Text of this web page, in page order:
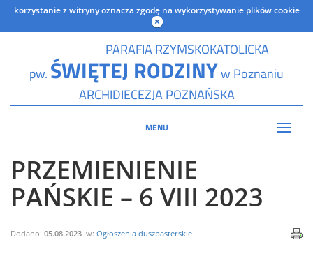
korzystanie z witryny oznacza zgodę na wykorzystywanie plików cookie
PARAFIA RZYMSKOKATOLICKA
pw. ŚWIĘTEJ RODZINYw Poznaniu
ARCHIDIECEZJA POZNAŃSKA
MENU
PRZEMIENIENIE
PAŃSKIE – 6 VIII 2023
Dodano: 05.08.2023 w: Ogłoszenia duszpasterskie